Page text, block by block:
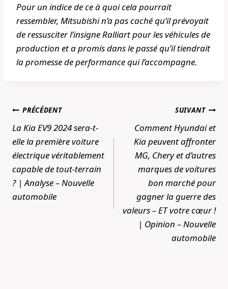
Pour un indice de ce à quoi cela pourrait
ressembler, Mitsubishi n’a pas caché qu’il prévoyait
de ressusciter l’insigne Ralliart pour les véhicules de
production et a promis dans le passé qu’il tiendrait
la promesse de performance qui l’accompagne.
Navigation
de
l’article
PRÉCÉDENT
La Kia EV9 2024 sera-t-
elle la première voiture
électrique véritablement
capable de tout-terrain
? | Analyse – Nouvelle
automobile
SUIVANT
Comment Hyundai et
Kia peuvent affronter
MG, Chery et d’autres
marques de voitures
bon marché pour
gagner la guerre des
valeurs – ET votre cœur !
| Opinion – Nouvelle
automobile